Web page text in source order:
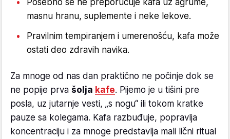
masnu hranu, suplemente i neke lekove.
Pravilnim tempiranjem i umerenošću, kafa može
ostati deo zdravih navika.
Za mnoge od nas dan praktično ne počinje dok se
ne popije prva šolja kafe. Pijemo je u tišini pre
posla, uz jutarnje vesti, „s nogu“ ili tokom kratke
pauze sa kolegama. Kafa razbuđuje, popravlja
koncentraciju i za mnoge predstavlja mali lični ritual